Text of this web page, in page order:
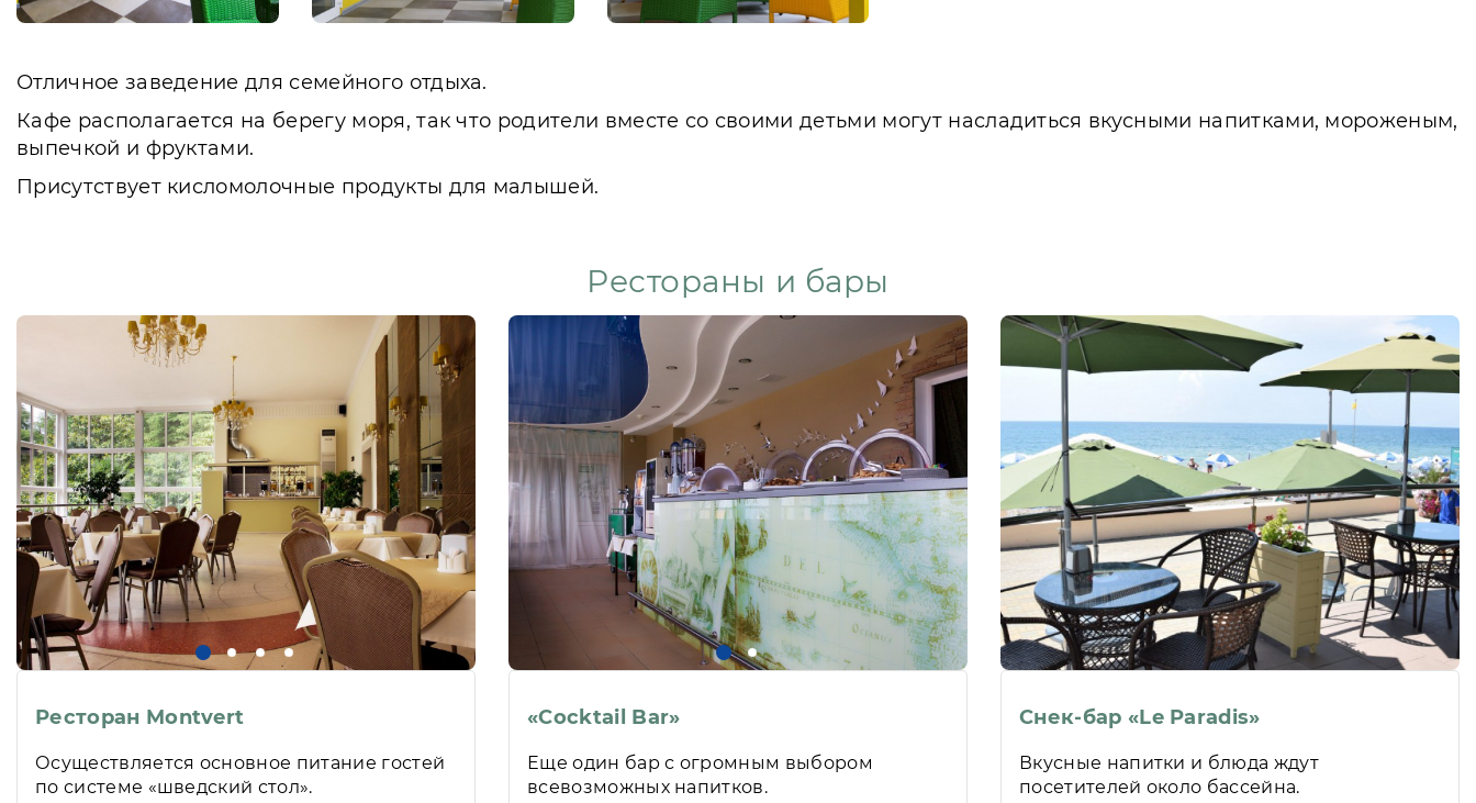
Отличное заведение для семейного отдыха.
Кафе располагается на берегу моря, так что родители вместе со своими детьми могут насладиться вкусными напитками, мороженым,
выпечкой и фруктами.
Присутствует кисломолочные продукты для малышей.
Рестораны и бары
Ресторан Montvert
Осуществляется основное питание гостей
по системе «шведский стол».
«Cocktail Bar»
Еще один бар с огромным выбором
всевозможных напитков.
Снек-бар «Le Paradis»
Вкусные напитки и блюда ждут
посетителей около бассейна.